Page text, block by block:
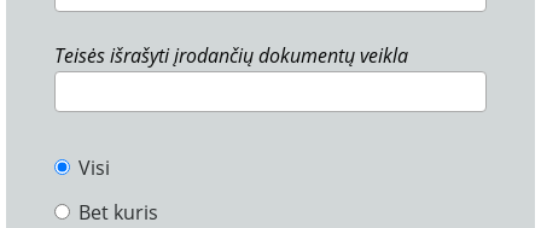
Teisės išrašyti įrodančių dokumentų veikla
Visi
Bet kuris